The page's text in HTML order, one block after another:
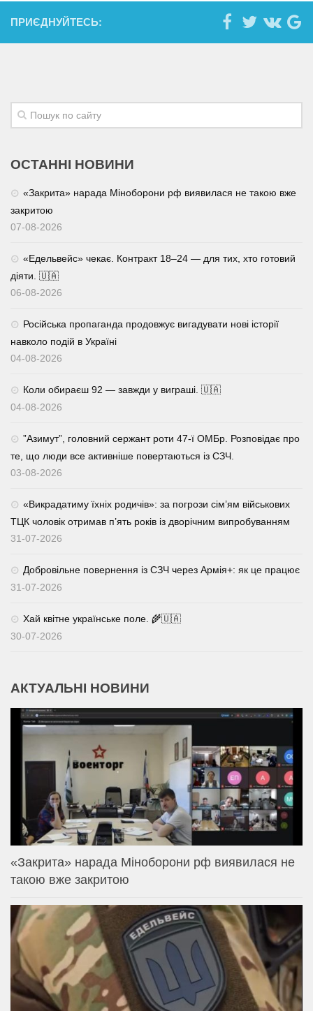
ПРИЄДНУЙТЕСЬ:
ОСТАННІ НОВИНИ
«Закрита» нарада Міноборони рф виявилася не такою вже
закритою
07-08-2026
«Едельвейс» чекає. Контракт 18–24 — для тих, хто готовий
діяти. 🇺🇦
06-08-2026
Російська пропаганда продовжує вигадувати нові історії
навколо подій в Україні
04-08-2026
Коли обираєш 92 — завжди у виграші. 🇺🇦
04-08-2026
⁨”Азимут”, головний сержант роти 47-ї ОМБр. Розповідає про
те, що люди все активніше повертаються із СЗЧ.
03-08-2026
«Викрадатиму їхніх родичів»: за погрози сім’ям військових
ТЦК чоловік отримав п’ять років із дворічним випробуванням
31-07-2026
Добровільне повернення із СЗЧ через Армія+: як це працює
31-07-2026
Хай квітне українське поле. 🌾🇺🇦
30-07-2026
АКТУАЛЬНІ НОВИНИ
«Закрита» нарада Міноборони рф виявилася не
такою вже закритою